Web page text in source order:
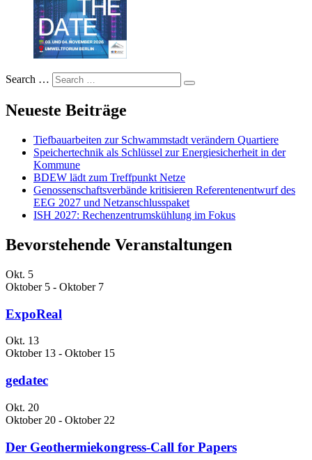
Search …
Neueste Beiträge
Tiefbauarbeiten zur Schwammstadt verändern Quartiere
Speichertechnik als Schlüssel zur Energiesicherheit in der
Kommune
BDEW lädt zum Treffpunkt Netze
Genossenschaftsverbände kritisieren Referentenentwurf des
EEG 2027 und Netzanschlusspaket
ISH 2027: Rechenzentrumskühlung im Fokus
Bevorstehende Veranstaltungen
Okt. 5
Oktober 5 - Oktober 7
ExpoReal
Okt. 13
Oktober 13 - Oktober 15
gedatec
Okt. 20
Oktober 20 - Oktober 22
Der Geothermiekongress-Call for Papers